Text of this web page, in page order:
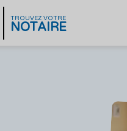
TROUVEZ VOTRE
NOTAIRE